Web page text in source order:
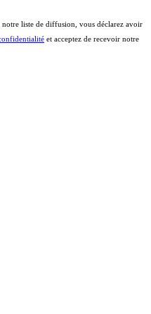
liste de diffusion, vous déclarez avoir
et acceptez de recevoir notre